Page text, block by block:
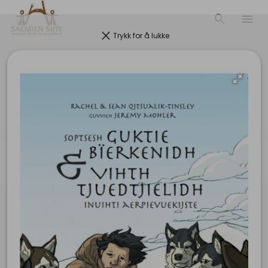
search
menu
clear Trykk for å lukke
Saemiensijte.no